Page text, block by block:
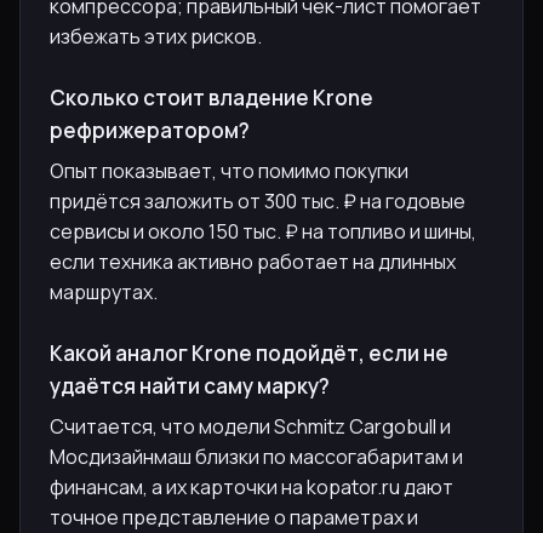
компрессора; правильный чек-лист помогает
избежать этих рисков.
Сколько стоит владение Krone
рефрижератором?
Опыт показывает, что помимо покупки
придётся заложить от 300 тыс. ₽ на годовые
сервисы и около 150 тыс. ₽ на топливо и шины,
если техника активно работает на длинных
маршрутах.
Какой аналог Krone подойдёт, если не
удаётся найти саму марку?
Считается, что модели Schmitz Cargobull и
Мосдизайнмаш близки по массогабаритам и
финансам, а их карточки на kopator.ru дают
точное представление о параметрах и